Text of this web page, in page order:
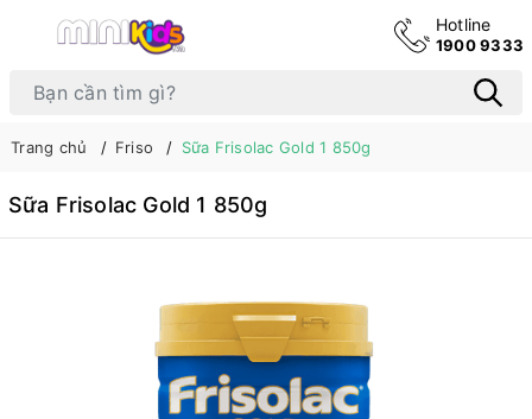
Hotline
1900 9333
Trang chủ Friso Sữa Frisolac Gold 1 850g
Sữa Frisolac Gold 1 850g